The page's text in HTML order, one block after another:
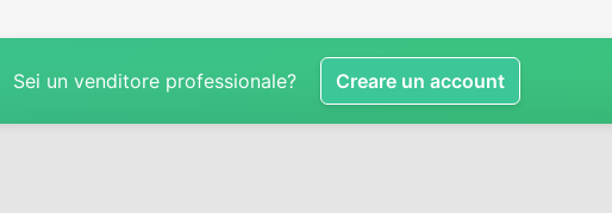
Sei un venditore professionale? Creare un account